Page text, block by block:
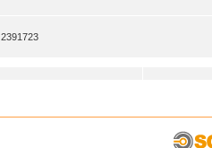
2391723